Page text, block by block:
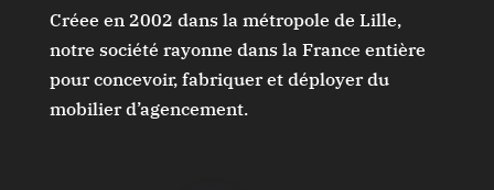
Créee en 2002 dans la métropole de Lille,
notre société rayonne dans la France entière
pour concevoir, fabriquer et déployer du
mobilier d’agencement.